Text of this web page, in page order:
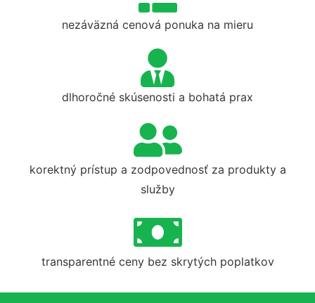
nezáväzná cenová ponuka na mieru
dlhoročné skúsenosti a bohatá prax
korektný prístup a zodpovednosť za produkty a
služby
transparentné ceny bez skrytých poplatkov